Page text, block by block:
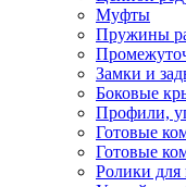
Муфты
Пружины
Замки и
Боковые
Профили,
Готовые
Готовые
Ролики для